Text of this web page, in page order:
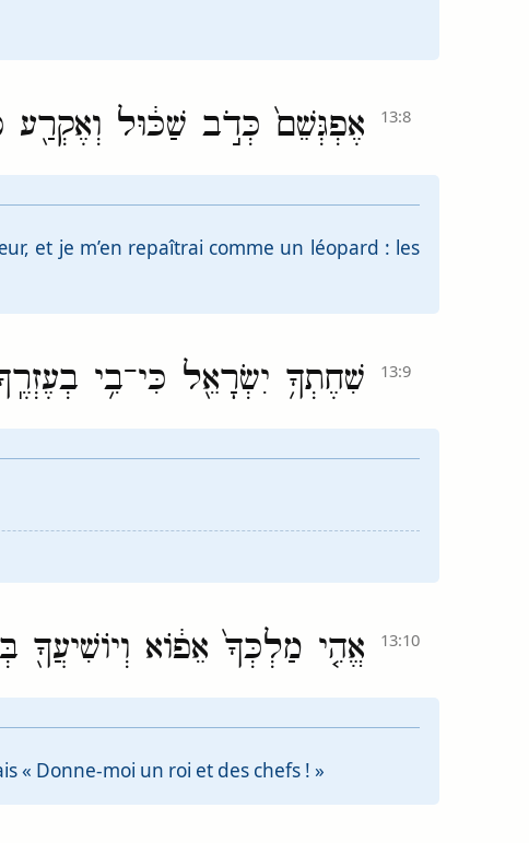
אֶפְגְּשֵׁם֙ כְּדֹ֣ב שַׁכּ֔וּל 13:8
et je m’en repaîtrai comme un léopard : les
שִׁחֶתְךָ֥ יִשְׂרָאֵ֖ל כִּי־בִ֥י 13:9
אֱהִ֤י מַלְכְּךָ֙ אֵפ֔וֹא וְיוֹשִׁיעֲךָ֖ 13:10
« Donne-moi un roi et des chefs ! »